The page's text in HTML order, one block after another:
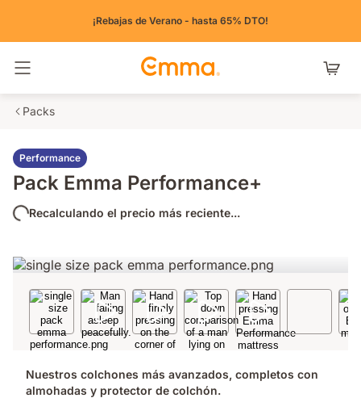
¡Rebajas de Verano - hasta 65% DTO!
Packs
Performance
Pack Emma Performance+
Recalculando el precio más reciente...
Nuestros colchones más avanzados, completos con
almohadas y protector de colchón.